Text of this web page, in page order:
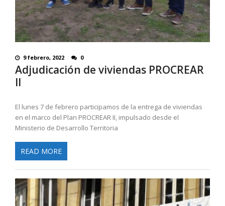
9 febrero, 2022 0
Adjudicación de viviendas PROCREAR
II
El lunes 7 de febrero participamos de la entrega de viviendas
en el marco del Plan PROCREAR II, impulsado desde el
Ministerio de Desarrollo Territoria
READ MORE